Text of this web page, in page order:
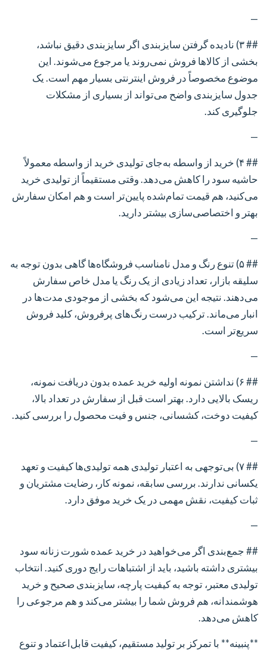
—
## ۳) نادیده گرفتن سایزبندی
اگر سایزبندی دقیق نباشد،
بخشی از کالاها فروش نمی‌روند یا مرجوع می‌شوند. این
موضوع مخصوصاً در فروش اینترنتی بسیار مهم است. یک
جدول سایزبندی واضح می‌تواند از بسیاری از مشکلات
جلوگیری کند.
—
## ۴) خرید از واسطه به‌جای تولیدی
خرید از واسطه معمولاً
حاشیه سود را کاهش می‌دهد. وقتی مستقیماً از تولیدی خرید
می‌کنید، هم قیمت تمام‌شده پایین‌تر است و هم امکان سفارش
بهتر و اختصاصی‌سازی بیشتر دارید.
—
## ۵) تنوع رنگ و مدل نامناسب
فروشگاه‌ها گاهی بدون توجه به
سلیقه بازار، تعداد زیادی از یک رنگ یا مدل خاص سفارش
می‌دهند. نتیجه این می‌شود که بخشی از موجودی مدت‌ها در
انبار می‌ماند. ترکیب درست رنگ‌های پرفروش، کلید فروش
سریع‌تر است.
—
## ۶) نداشتن نمونه اولیه
خرید عمده بدون دریافت نمونه،
ریسک بالایی دارد. بهتر است قبل از سفارش در تعداد بالا،
کیفیت دوخت، کشسانی، جنس و فیت محصول را بررسی کنید.
—
## ۷) بی‌توجهی به اعتبار تولیدی
همه تولیدی‌ها کیفیت و تعهد
یکسانی ندارند. بررسی سابقه، نمونه کار، رضایت مشتریان و
ثبات کیفیت، نقش مهمی در یک خرید موفق دارد.
—
## جمع‌بندی اگر می‌خواهید در خرید عمده شورت زنانه سود
بیشتری داشته باشید، باید از اشتباهات رایج دوری کنید. انتخاب
تولیدی معتبر، توجه به کیفیت پارچه، سایزبندی صحیح و خرید
هوشمندانه، هم فروش شما را بیشتر می‌کند و هم مرجوعی را
کاهش می‌دهد.
**پنبینه** با تمرکز بر تولید مستقیم، کیفیت قابل‌اعتماد و تنوع